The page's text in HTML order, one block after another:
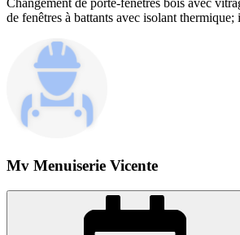
de fenêtres à battants avec isolant thermique;
Mv Menuiserie Vicente